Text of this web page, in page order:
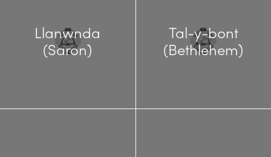
Llanwnda
(Saron)
Tal-y-bont
(Bethlehem)